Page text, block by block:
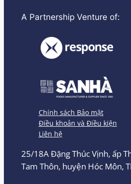
A Partnership Venture of:
Chính sách Bảo mật
Điều khoản và Điều kiện
Liên hệ
25/18A Đặng Thúc Vịnh, ấp
Tam Thôn, huyện Hóc Môn,